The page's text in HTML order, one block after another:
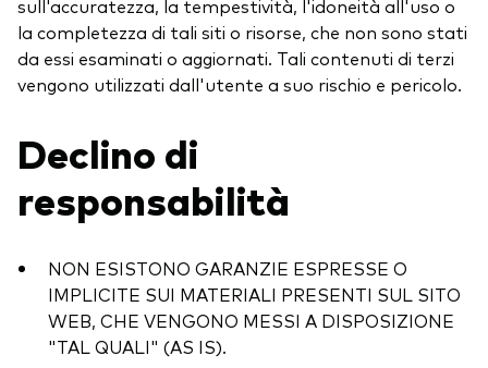
sull'accuratezza, la tempestività, l'idoneità all'uso o
la completezza di tali siti o risorse, che non sono stati
da essi esaminati o aggiornati. Tali contenuti di terzi
vengono utilizzati dall'utente a suo rischio e pericolo.
Declino di
responsabilità
NON ESISTONO GARANZIE ESPRESSE O
IMPLICITE SUI MATERIALI PRESENTI SUL SITO
WEB, CHE VENGONO MESSI A DISPOSIZIONE
"TAL QUALI" (AS IS).